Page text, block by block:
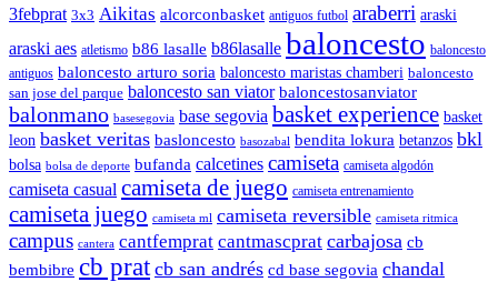
3febprat 3x3 Aikitas alcorconbasket antiguos futbol araberri araski
araski aes atletismo b86 lasalle b86lasalle baloncesto baloncesto
antiguos baloncesto arturo soria baloncesto maristas chamberi baloncesto
san jose del parque baloncesto san viator baloncestosanviator
balonmano basesegovia base segovia basket experience basket
leon basket veritas basloncesto basozabal bendita lokura betanzos bkl
bolsa bolsa de deporte bufanda calcetines camiseta camiseta algodón
camiseta casual camiseta de juego camiseta entrenamiento
camiseta juego camiseta ml camiseta reversible camiseta ritmica
campus cantera cantfemprat cantmascprat carbajosa cb
bembibre cb prat cb san andrés cd base segovia chandal